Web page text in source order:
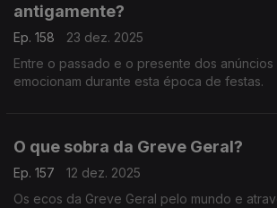
antigamente?
Ep. 158
23 dez. 2025
Entre o passado e o presente dos anúncios
emocionam durante esta época de festas.
O que sobra da Greve Geral?
Ep. 157
12 dez. 2025
Os ecos da Greve Geral pelo mundo e